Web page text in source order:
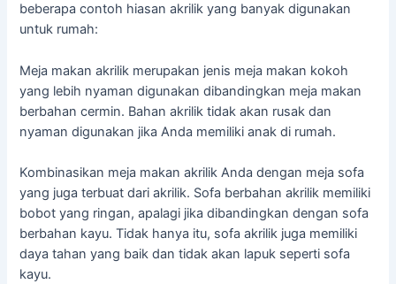
beberapa contoh hiasan akrilik yang banyak digunakan
untuk rumah:
Meja makan akrilik merupakan jenis meja makan kokoh
yang lebih nyaman digunakan dibandingkan meja makan
berbahan cermin. Bahan akrilik tidak akan rusak dan
nyaman digunakan jika Anda memiliki anak di rumah.
Kombinasikan meja makan akrilik Anda dengan meja sofa
yang juga terbuat dari akrilik. Sofa berbahan akrilik memiliki
bobot yang ringan, apalagi jika dibandingkan dengan sofa
berbahan kayu. Tidak hanya itu, sofa akrilik juga memiliki
daya tahan yang baik dan tidak akan lapuk seperti sofa
kayu.